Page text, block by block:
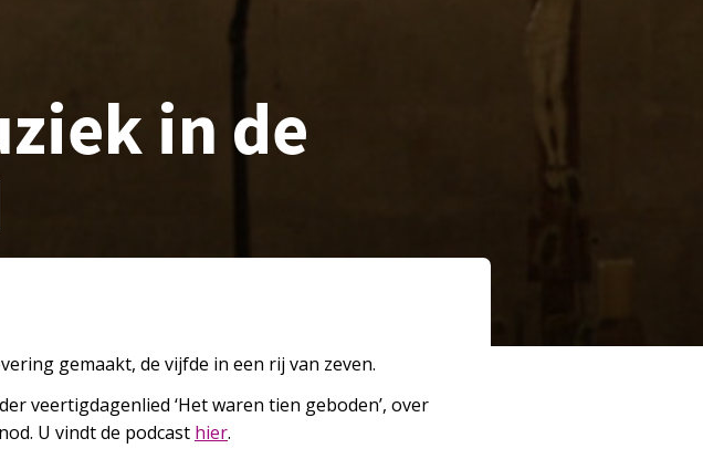
in de
gemaakt, de vijfde in een rij van zeven.
veertigdagenlied ‘Het waren tien geboden’, over
U vindt de podcast hier.